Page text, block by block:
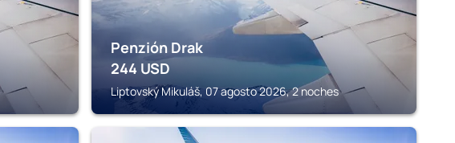
Penzión Drak
244 USD
Liptovský Mikuláš, 07 agosto 2026, 2 noches